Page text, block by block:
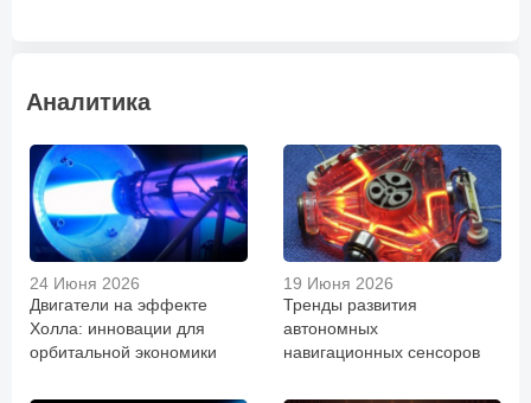
Аналитика
24 Июня 2026
Двигатели на эффекте
Холла: инновации для
орбитальной экономики
19 Июня 2026
Тренды развития
автономных
навигационных сенсоров